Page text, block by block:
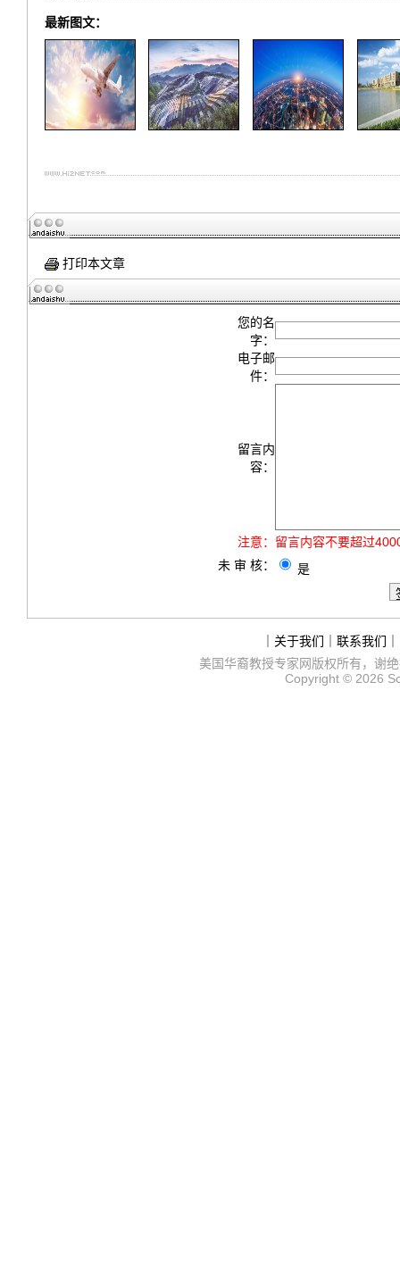
最新图文：
打印本文章
您的名
字：
电子邮
件：
留言内
容：
注意： 留言内容不要超过
未 审 核：
是
关于我们 联系我们
美国华裔教授专家网版权所有，谢
Copyright © 2026